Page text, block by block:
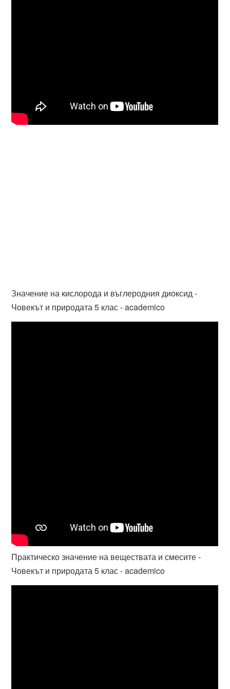
Значение на кислорода и въглеродния диоксид -
Човекът и природата 5 клас - academico
Практическо значение на веществата и смесите -
Човекът и природата 5 клас - academico